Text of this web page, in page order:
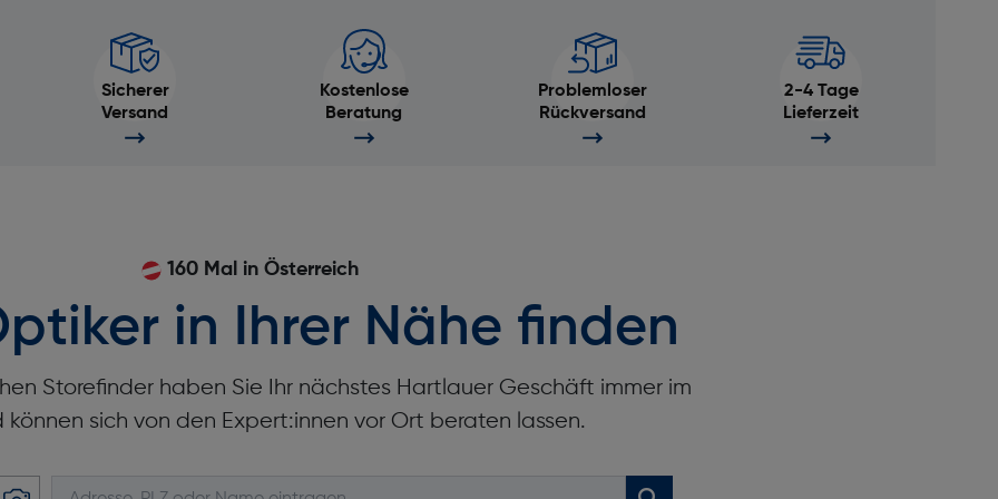
Höhe [mm]: 117
Filmgröße [mm]: 46 x 62
Sicherer
Versand
Kostenlose
Beratung
Problemloser
Rückversand
2-4 Tage
Lieferzeit
160 Mal in Österreich
in Ihrer Nähe finden
Storefinder haben Sie Ihr nächstes Hartlauer Geschäft immer im
können sich von den Expert:innen vor Ort beraten lassen.